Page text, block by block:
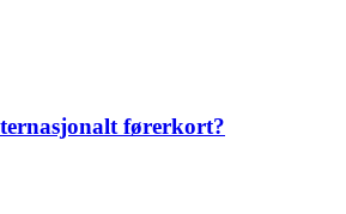
førerkort?